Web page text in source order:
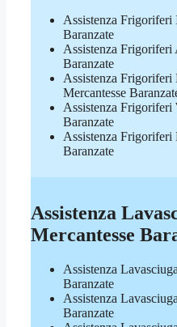
Assistenza Frigoriferi
Baranzate
Assistenza Frigoriferi
Baranzate
Assistenza
Mercantesse
Assistenza
Baranzate
Assistenza Frigoriferi
Baranzate
Assistenza
Mercantesse
Assistenza
Baranzate
Assistenza
Baranzate